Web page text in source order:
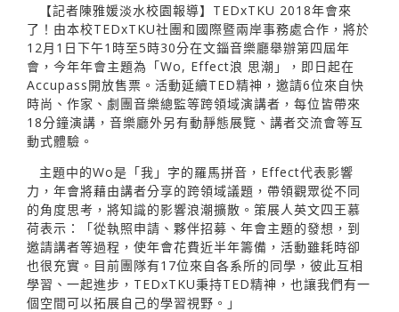
【記者陳雅媛淡水校園報導】TEDxTKU 2018年會來
了！由本校TEDxTKU社團和國際暨兩岸事務處合作，將於
12月1日下午1時至5時30分在文錙音樂廳舉辦第四屆年
會，今年年會主題為「Wo, Effect浪 思潮」，即日起在
Accupass開放售票。活動延續TED精神，邀請6位來自快
時尚、作家、劇團音樂總監等跨領域演講者，每位皆帶來
18分鐘演講，音樂廳外另有動靜態展覽、講者交流會等互
動式體驗。
主題中的Wo是「我」字的羅馬拼音，Effect代表影響
力，年會將藉由講者分享的跨領域議題，帶領觀眾從不同
的角度思考，將知識的影響浪潮擴散。策展人英文四王慕
荷表示：「從執照申請、夥伴招募、年會主題的發想，到
邀請講者等過程，使年會花費近半年籌備，活動雖耗時卻
也很充實。目前團隊有17位來自各系所的同學，彼此互相
學習、一起進步，TEDxTKU秉持TED精神，也讓我們有一
個空間可以拓展自己的學習視野。」